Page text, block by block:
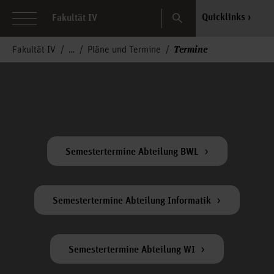
Fakultät IV Search Quicklinks
Fakultät IV Pläne und Termine Termine
Semestertermine Abteilung BWL
Semestertermine Abteilung Informatik
Semestertermine Abteilung WI